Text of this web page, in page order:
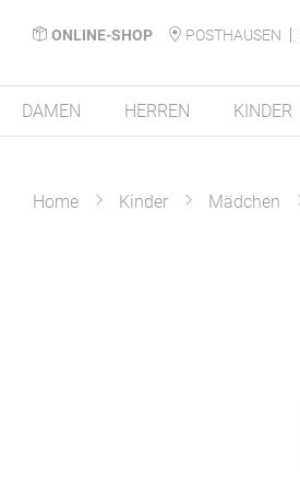
ONLINE-SHOP POSTHAUSEN
DAMEN HERREN KINDER
Home Kinder Mädchen